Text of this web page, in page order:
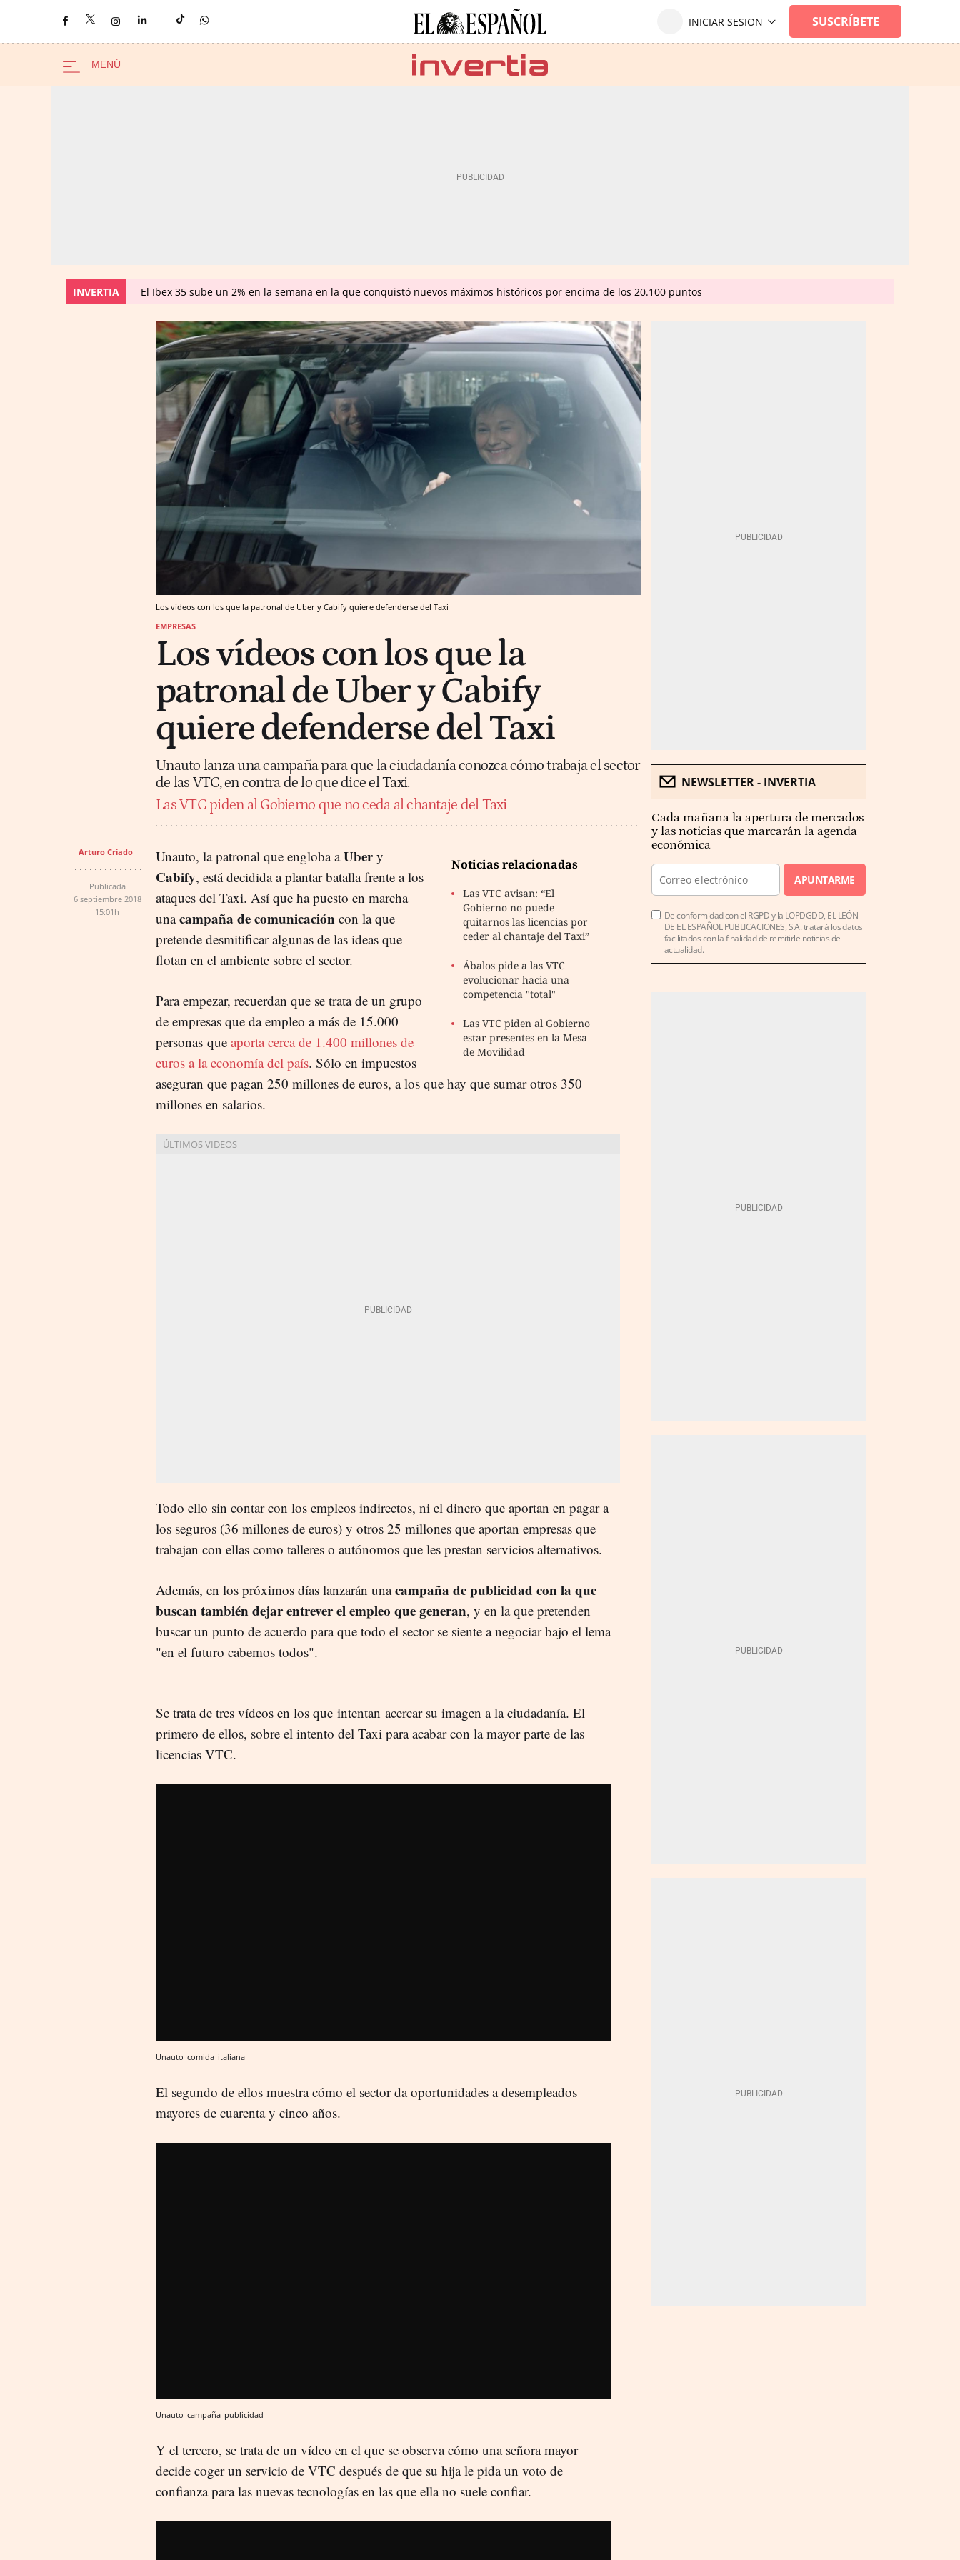
INVERTIA El Ibex 35 sube un 2% en la semana en la que conquistó nuevos máximos históricos por encima de los 20.100 puntos
Los vídeos con los que la patronal de Uber y Cabify quiere defenderse del Taxi
EMPRESAS
Los vídeos con los que la
patronal de Uber y Cabify
quiere defenderse del Taxi
Unauto lanza una campaña para que la ciudadanía conozca cómo trabaja el sector
de las VTC, en contra de lo que dice el Taxi.
Las VTC piden al Gobierno que no ceda al chantaje del Taxi
Arturo Criado
Publicada
6 septiembre 2018
15:01h
Noticias relacionadas
Las VTC avisan: “El
Gobierno no puede
quitarnos las licencias por
ceder al chantaje del Taxi”
Ábalos pide a las VTC
evolucionar hacia una
competencia "total"
Las VTC piden al Gobierno
estar presentes en la Mesa
de Movilidad
Unauto, la patronal que engloba aUbery
Cabify, está decidida a plantar batalla frente a los
ataques del Taxi. Así que ha puesto en marcha
unacampaña de comunicación con la que
pretende desmitificar algunas de las ideas que
flotan en el ambiente sobre el sector.
Para empezar, recuerdan que se trata de un grupo
de empresas que da empleo a más de 15.000
personas que aporta cerca de 1.400 millones de
euros a la economía del país. Sólo en impuestos
aseguran que pagan 250 millones de euros, a los que hay que sumar otros 350
millones en salarios.
Todo ello sin contar con los empleos indirectos, ni el dinero que aportan en pagar a
los seguros (36 millones de euros) y otros 25 millones que aportan empresas que
trabajan con ellas como talleres o autónomos que les prestan servicios alternativos.
Además, en los próximos días lanzarán unacampaña de publicidad con la que
buscan también dejar entrever el empleo que generan, y en la que pretenden
buscar un punto de acuerdo para que todo el sector se siente a negociar bajo el lema
"en el futuro cabemos todos".
Se trata de tres vídeos en los que intentan acercar su imagen a la ciudadanía. El
primero de ellos, sobre el intento del Taxi para acabar con la mayor parte de las
licencias VTC.
Unauto_comida_italiana
El segundo de ellos muestra cómo el sector da oportunidades a desempleados
mayores de cuarenta y cinco años.
Unauto_campaña_publicidad
Y el tercero, se trata de un vídeo en el que se observa cómo una señora mayor
decide coger un servicio de VTC después de que su hija le pida un voto de
confianza para las nuevas tecnologías en las que ella no suele confiar.
NEWSLETTER - INVERTIA
Cada mañana la apertura de mercados
y las noticias que marcarán la agenda
económica
APUNTARME
De conformidad con el RGPD y la LOPDGDD, EL LEÓN
DE EL ESPAÑOL PUBLICACIONES, S.A. tratará los datos
facilitados con la finalidad de remitirle noticias de
actualidad.